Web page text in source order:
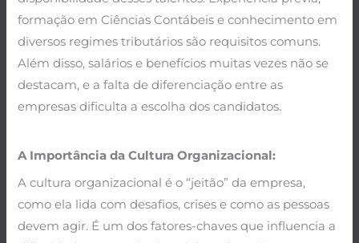
formação em Ciências Contábeis e conhecimento em
diversos regimes tributários são requisitos comuns.
Além disso, salários e benefícios muitas vezes não se
destacam, e a falta de diferenciação entre as
empresas dificulta a escolha dos candidatos.
A Importância da Cultura Organizacional:
A cultura organizacional é o “jeitão” da empresa,
como ela lida com desafios, crises e como as pessoas
devem agir. É um dos fatores-chaves que influencia a